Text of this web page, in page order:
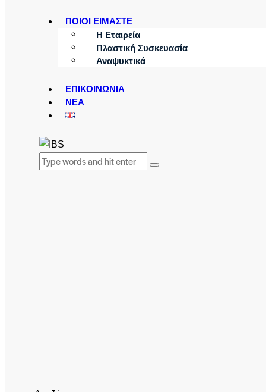
ΠΟΙΟΙ ΕΙΜΑΣΤΕ
Η Εταιρεία
Πλαστική Συσκευασία
Αναψυκτικά
ΕΠΙΚΟΙΝΩΝΙΑ
ΝΕΑ
Search
SEARCH